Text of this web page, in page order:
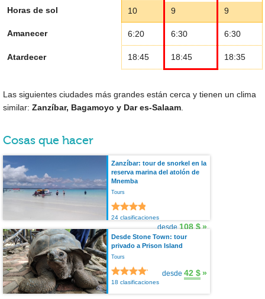
Horas de sol 10 9 9
Amanecer 6:20 6:30 6:30
Atardecer 18:45 18:45 18:35
Las siguientes ciudades más grandes están cerca y tienen un clima
similar: Zanzíbar, Bagamoyo y Dar es-Salaam
Cosas que hacer
Zanzíbar: tour de snorkel en la
reserva marina del atolón de
Mnemba
Tours
24 clasificaciones
desde108 $»
Desde Stone Town: tour
privado a Prison Island
Tours
18 clasificaciones
desde 42 $»